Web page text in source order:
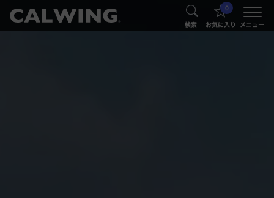
® 検索
0
お気に入り メニュー
®